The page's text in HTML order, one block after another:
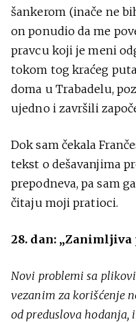
šankerom (inače ne
on ponudio da me
pravcu koji je meni
tokom tog kraćeg
doma u Trabadelu,
ujedno i završili
Dok sam čekala
tekst o dešavanjima
prepodneva, pa sam
čitaju moji pratioci.
28. dan: „Zanimljiva
Novi problemi sa
vezanim za korišćenje
od preduslova hodanja,